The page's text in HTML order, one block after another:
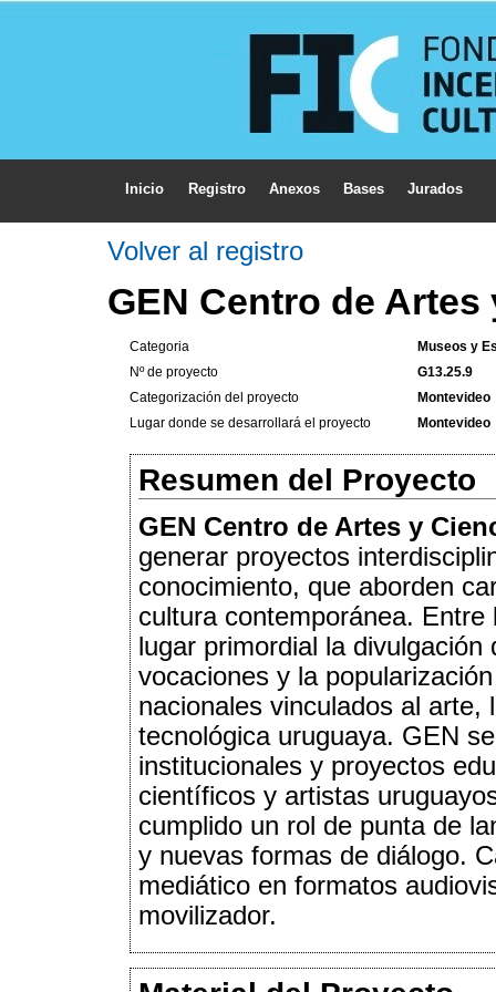
Inicio Registro Anexos Bases Jurados
Volver al registro
GEN Centro de Artes
Categoria
Museos y
Nº de proyecto
G13.25.9
Categorización del proyecto
Montevideo
Lugar donde se desarrollará el proyecto
Montevideo
Resumen del Proyecto
GEN Centro de Artes y
generar proyectos
conocimiento, que aborden
cultura contemporánea.
lugar primordial la
vocaciones y la
nacionales vinculados al arte,
tecnológica uruguaya. GEN
institucionales y proyectos
científicos y artistas
cumplido un rol de punta de
y nuevas formas de diálogo.
mediático en formatos
movilizador.